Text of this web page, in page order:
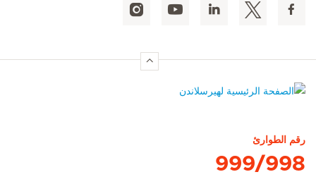
رقم الطوارئ
999/998